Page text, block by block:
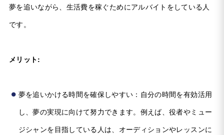
夢を追いながら、生活費を稼ぐためにアルバイトをしている人
です。
メリット:
夢を追いかける時間を確保しやすい：自分の時間を有効活用
し、夢の実現に向けて努力できます。例えば、役者やミュー
ジシャンを目指している人は、オーディションやレッスンに